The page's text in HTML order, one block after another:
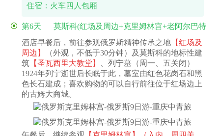
住宿：火车四人包厢
第6天
莫斯科(红场及周边+克里姆林宫+老阿尔巴特
大街+俄罗斯马戏)
酒店早餐后，前往参观俄罗斯精神传承之地【红场及
周边】
（外观，不低于30分钟）及莫斯科的地标性建
筑【圣瓦西里大教堂】
、列宁墓（周一、五关闭）
1924年列宁逝世后长眠于此，墓室由红色花岗石和黑
色长石建成；喜欢购物的可以自行前往位于红场边上
的古姆大商城。